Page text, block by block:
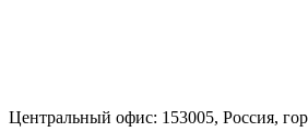
Центральный офис: 153005, Россия,